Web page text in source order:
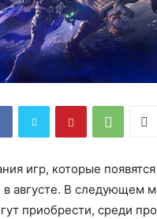
игр, которые
в августе. В следующем
приобрести, среди